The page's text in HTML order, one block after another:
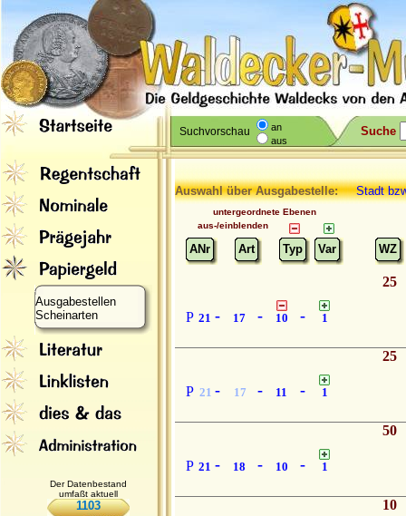
Suchvorschau
an
aus
Suche
Ausgabestellen
Scheinarten
Der Datenbestand
umfaßt aktuell
1103
Auswahl über Ausgabestelle:Stadt
untergeordnete Ebenen
aus-/einblenden
ANr Art Typ Var WZ
P 21 - 17 - 10 - 1
25
P 21 - 17 - 11 - 1
25
P 21 - 18 - 10 - 1
50
10